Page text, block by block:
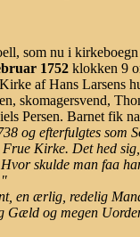
som nu i
1752 klokken 9
af Hans Larsens
skomagersvend,
Persen. Barnet fik
og efterfulgtes som
Kirke. Det hed
skulde man faa
en ærlig, redelig
Gæld og megen